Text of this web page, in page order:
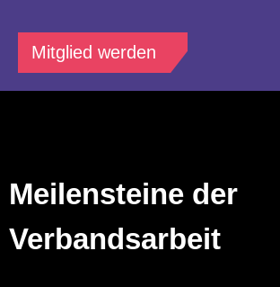
Mitglied werden
Meilensteine der
Verbandsarbeit